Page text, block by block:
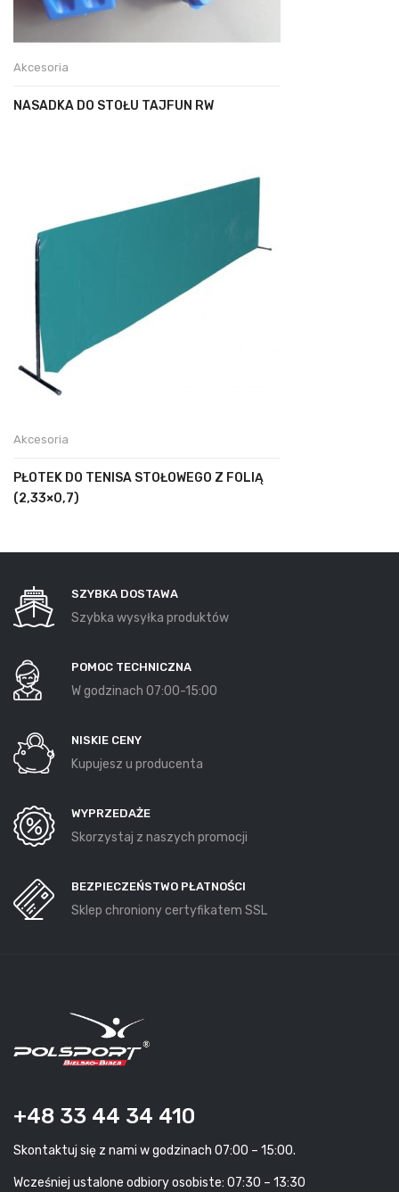
Akcesoria
NASADKA DO STOŁU TAJFUN RW
Akcesoria
PŁOTEK DO TENISA STOŁOWEGO Z FOLIĄ
(2,33×0,7)
SZYBKA DOSTAWA
Szybka wysyłka produktów
POMOC TECHNICZNA
W godzinach 07:00-15:00
NISKIE CENY
Kupujesz u producenta
WYPRZEDAŻE
Skorzystaj z naszych promocji
BEZPIECZEŃSTWO PŁATNOŚCI
Sklep chroniony certyfikatem SSL
+48 33 44 34 410
Skontaktuj się z nami w godzinach 07:00 – 15:00.
Wcześniej ustalone odbiory osobiste: 07:30 – 13:30